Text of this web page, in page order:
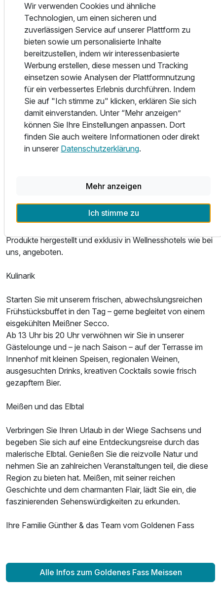
Ausstattung
Für 4 Tage p.P. ab178,50 €
Doppelzimmer Komfort Design
Ausstattung
Doppelzimmer mit Terrasse
2 Erwachsene
Unser Wellnessbereich - Die Ausspanne. Viel Holz, Duft
nach Kräutern und Heu, leise Musik, warmes Licht und die
entschleunigende Wirkung uralter Gemäuer lassen allen
Stress vergehen. Ankommen, eintauchen, loslassen. Keine
Reizüberflutung, kein Lärm, keine Hektik.
Kommen Sie so richtig ins Schwitzen in unserer
Lehmsauna, der finnischen Sauna oder unserer neuen
Fasssauna im Außenbereich. Für alle, die es etwas
schonender mögen, stehen Dampfbad und Heuboden mit
Kräuterkammer inmitten dieser Oase der Ruhe zum
"Ausspannen" zur Verfügung.
abschalten lässt. Lassen Sie sich von unseren erfahrenen
Therapeuten mit wohltuenden Massagen verwöhnen und
genießen Sie entspannte Stunden in unserem Day Spa. Mit
Produkte hergestellt und exklusiv in Wellnesshotels wie bei
uns, angeboten.
Kulinarik
Starten Sie mit unserem frischen, abwechslungsreichen
Frühstücksbuffet in den Tag – gerne begleitet von einem
eisgekühlten Meißner Secco.
Ab 13 Uhr bis 20 Uhr verwöhnen wir Sie in unserer
Gästelounge und – je nach Saison – auf der Terrasse im
Innenhof mit kleinen Speisen, regionalen Weinen,
ausgesuchten Drinks, kreativen Cocktails sowie frisch
gezapftem Bier.
Meißen und das Elbtal
Verbringen Sie Ihren Urlaub in der Wiege Sachsens und
begeben Sie sich auf eine Entdeckungsreise durch das
malerische Elbtal. Genießen Sie die reizvolle Natur und
nehmen Sie an zahlreichen Veranstaltungen teil, die diese
Region zu bieten hat. Meißen, mit seiner reichen
Geschichte und dem charmanten Flair, lädt Sie ein, die
faszinierenden Sehenswürdigkeiten zu erkunden.
Ihre Familie Günther & das Team vom Goldenen Fass
Alle Infos zum Goldenes Fass Meissen
Wir verwenden Cookies und ähnliche
Technologien, um einen sicheren und
zuverlässigen Service auf unserer Plattform zu
bieten sowie um personalisierte Inhalte
bereitzustellen, indem wir interessenbasierte
Werbung erstellen, diese messen und Tracking
einsetzen sowie Analysen der Plattformnutzung
für ein verbessertes Erlebnis durchführen. Indem
Sie auf "Ich stimme zu" klicken, erklären Sie sich
damit einverstanden. Unter “Mehr anzeigen”
können Sie Ihre Einstellungen anpassen. Dort
finden Sie auch weitere Informationen oder direkt
in unserer Datenschutzerklärung.
Mehr anzeigen
Ich stimme zu